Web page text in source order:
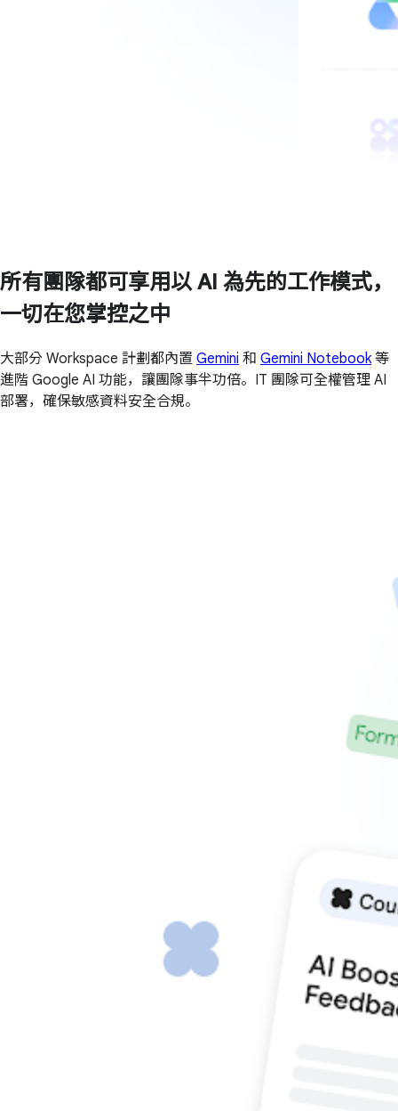
所有團隊都可享用以 AI 為先的工作模式，
一切在您掌控之中
大部分 Workspace 計劃都內置 Gemini 和 Gemini Notebook等
進階 Google AI 功能，讓團隊事半功倍。IT 團隊可全權管理 AI
部署，確保敏感資料安全合規。